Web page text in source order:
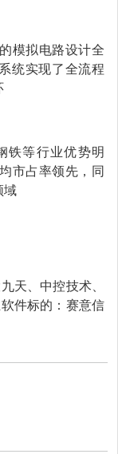
模拟电路设计全
统实现了全流程
铁等行业优势明
市占率领先，同
域
天、中控技术、
件标的：赛意信